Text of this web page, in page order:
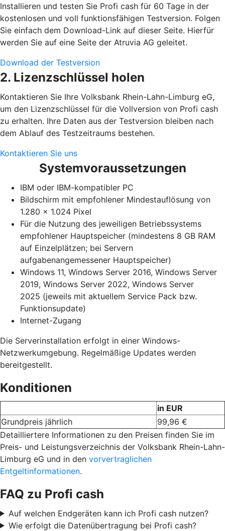
Installieren und testen Sie Profi cash für 60 Tage in der
kostenlosen und voll funktionsfähigen Testversion. Folgen
Sie einfach dem Download-Link auf dieser Seite. Hierfür
werden Sie auf eine Seite der Atruvia AG geleitet.
Download der Testversion
2. Lizenzschlüssel holen
Kontaktieren Sie Ihre Volksbank Rhein-Lahn-Limburg eG,
um den Lizenzschlüssel für die Vollversion von Profi cash
zu erhalten. Ihre Daten aus der Testversion bleiben nach
dem Ablauf des Testzeitraums bestehen.
Kontaktieren Sie uns
Systemvoraussetzungen
IBM oder IBM-kompatibler PC
Bildschirm mit empfohlener Mindestauflösung von
1.280 x 1.024 Pixel
Für die Nutzung des jeweiligen Betriebssystems
empfohlener Hauptspeicher (mindestens 8 GB RAM
auf Einzelplätzen; bei Servern
aufgabenangemessener Hauptspeicher)
Windows 11, Windows Server 2016, Windows Server
2019, Windows Server 2022, Windows Server
2025 (jeweils mit aktuellem Service Pack bzw.
Funktionsupdate)
Internet-Zugang
Die Serverinstallation erfolgt in einer Windows-
Netzwerkumgebung. Regelmäßige Updates werden
bereitgestellt.
Konditionen
in EUR
Grundpreis jährlich
99,96 €
Detailliertere Informationen zu den Preisen finden Sie im
Preis- und Leistungsverzeichnis der Volksbank Rhein-Lahn-
Limburg eG und in den vorvertraglichen
Entgeltinformationen.
FAQ zu Profi cash
Auf welchen Endgeräten kann ich Profi cash nutzen?
Wie erfolgt die Datenübertragung bei Profi cash?